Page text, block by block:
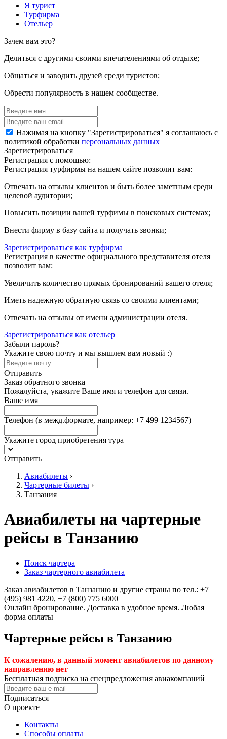
Я турист
Турфирма
Отельер
Зачем вам это?
Делиться с другими своими впечателениями об отдыхе;
Общаться и заводить друзей среди туристов;
Обрести популярность в нашем сообществе.
Нажимая на кнопку "Зарегистрироваться" я соглашаюсь с
политикой обработки персональных данных
Зарегистрироваться
Регистрация с помощью:
Регистрация турфирмы на нашем сайте позволит вам:
Отвечать на отзывы клиентов и быть более заметным среди
целевой аудитории;
Повысить позиции вашей турфимы в поисковых системах;
Внести фирму в базу сайта и получать звонки;
Зарегистрироваться как турфирма
Регистрация в качестве официального представителя отеля
позволит вам:
Увеличить количество прямых бронирований вашего отеля;
Иметь надежную обратную связь со своими клиентами;
Отвечать на отзывы от имени администрации отеля.
Зарегистрироваться как отельер
Забыли пароль?
Укажите свою почту и мы вышлем вам новый :)
Отправить
Заказ обратного звонка
Пожалуйста, укажите Ваше имя и телефон для связи.
Ваше имя
Телефон (в межд.формате, например: +7 499 1234567)
Укажите город приобретения тура
Отправить
Авиабилеты ›
Чартерные билеты ›
Танзания
Авиабилеты на чартерные
рейсы в Танзанию
Поиск чартера
Заказ чартерного авиабилета
Заказ авиабилетов в Танзанию и другие страны по тел.: +7
(495) 981 4220, +7 (800) 775 6000
Онлайн бронирование. Доставка в удобное время. Любая
форма оплаты
Чартерные рейсы в Танзанию
К сожалению, в данный момент авиабилетов по данному
направлению нет
Бесплатная подписка на спецпредложения авиакомпаний
Подписаться
О проекте
Контакты
Способы оплаты